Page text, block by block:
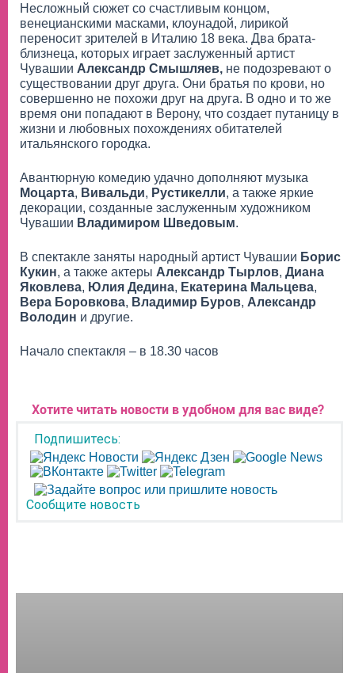
Несложный сюжет со счастливым концом,
венецианскими масками, клоунадой, лирикой
переносит зрителей в Италию 18 века. Два брата-
близнеца, которых играет заслуженный артист
Чувашии Александр Смышляев, не подозревают о
существовании друг друга. Они братья по крови, но
совершенно не похожи друг на друга. В одно и то же
время они попадают в Верону, что создает путаницу в
жизни и любовных похождениях обитателей
итальянского городка.
Авантюрную комедию удачно дополняют музыка
Моцарта, Вивальди, Рустикелли, а также яркие
декорации, созданные заслуженным художником
Чувашии Владимиром Шведовым.
В спектакле заняты народный артист Чувашии Борис
Кукин, а также актеры Александр Тырлов, Диана
Яковлева, Юлия Дедина, Екатерина Мальцева,
Вера Боровкова, Владимир Буров, Александр
Володин и другие.
Начало спектакля – в 18.30 часов
Хотите читать новости в удобном для вас виде?
Подпишитесь:
Сообщите новость